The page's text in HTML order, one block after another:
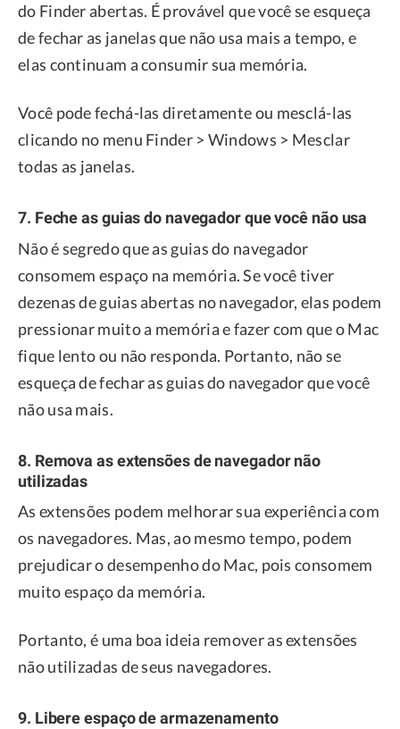
do Finder abertas. É provável que você se esqueça
de fechar as janelas que não usa mais a tempo, e
elas continuam a consumir sua memória.
Você pode fechá-las diretamente ou mesclá-las
clicando no menu Finder > Windows > Mesclar
todas as janelas.
7. Feche as guias do navegador que você não usa
Não é segredo que as guias do navegador
consomem espaço na memória. Se você tiver
dezenas de guias abertas no navegador, elas podem
pressionar muito a memória e fazer com que o Mac
fique lento ou não responda. Portanto, não se
esqueça de fechar as guias do navegador que você
não usa mais.
8. Remova as extensões de navegador não
utilizadas
As extensões podem melhorar sua experiência com
os navegadores. Mas, ao mesmo tempo, podem
prejudicar o desempenho do Mac, pois consomem
muito espaço da memória.
Portanto, é uma boa ideia remover as extensões
não utilizadas de seus navegadores.
9. Libere espaço de armazenamento